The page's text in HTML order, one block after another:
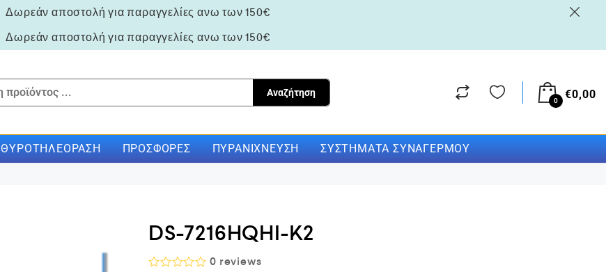
Δωρεάν αποστολή για παραγγελίες ανω των 150€
Δωρεάν αποστολή για παραγγελίες ανω των 150€
Αναζήτηση
0 €0,00
ΘΥΡΟΤΗΛΕΌΡΑΣΗ ΠΡΟΣΦΟΡΈΣ ΠΥΡΑΝΊΧΝΕΥΣΗ ΣΥΣΤΉΜΑΤΑ ΣΥΝΑΓΕΡΜΟΎ
DS-7216HQHI-K2
0 reviews